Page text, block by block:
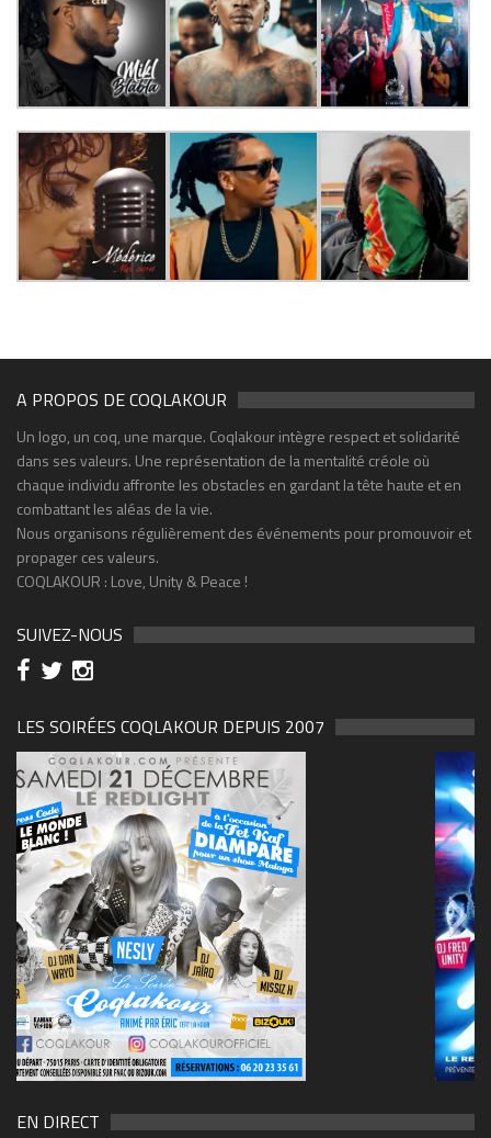
A PROPOS DE COQLAKOUR
Un logo, un coq, une marque. Coqlakour intègre respect et solidarité
dans ses valeurs. Une représentation de la mentalité créole où
chaque individu affronte les obstacles en gardant la tête haute et en
combattant les aléas de la vie.
Nous organisons régulièrement des événements pour promouvoir et
propager ces valeurs.
COQLAKOUR : Love, Unity & Peace !
SUIVEZ-NOUS
LES SOIRÉES COQLAKOUR DEPUIS 2007
(1)
EN DIRECT